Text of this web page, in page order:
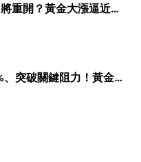
重開？黃金大漲逼近
價格3連跌
突破關鍵阻力！黃金、
指數、納指100指數技術